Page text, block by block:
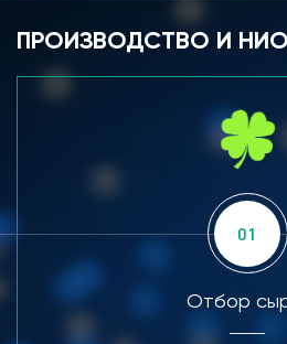
ПРОИЗВОДСТВО И
01
Отбор